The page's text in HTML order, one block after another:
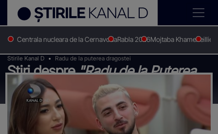
Centrala nucleara de la CernavodaRabla 2026Mojtaba KhameneiIlie
Stirile Kanal D Radu de la puterea dragostei
Știri despre"Radu de la Puterea
Dragostei"